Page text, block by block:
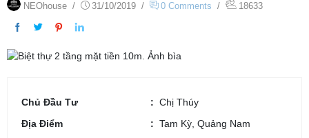
NEOhouse / 31/10/2019 / 0 Comments / 18633
Chủ Đầu Tư
Chị Thúy
Địa Điểm
Tam Kỳ, Quảng Nam